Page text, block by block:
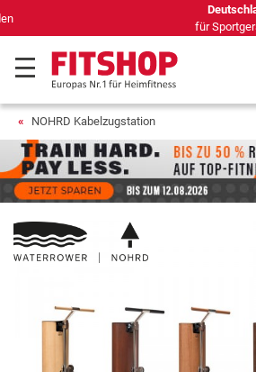
Deutschlands bester
für Sportgeräte (n-tv+DISQ
NOHRD Kabelzugstation